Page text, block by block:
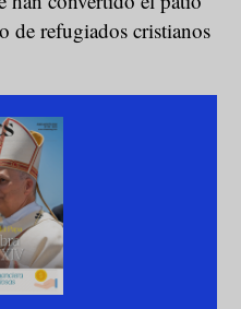
de refugiados cristianos